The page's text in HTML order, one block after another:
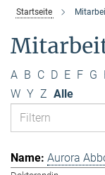
Startseite
A B C D E F G
W Y Z Alle
Aurora